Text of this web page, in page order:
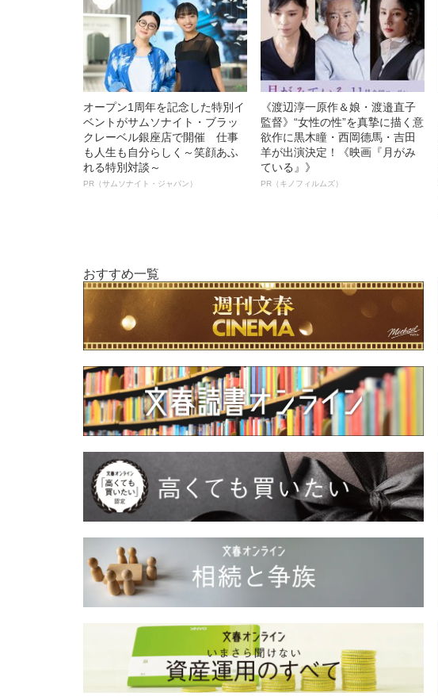
オープン1周年を記念した特別イ
ベントがサムソナイト・ブラッ
クレーベル銀座店で開催 仕事
も人生も自分らしく～笑顔あふ
れる特別対談～
PR（サムソナイト・ジャパン）
《渡辺淳一原作＆娘・渡邉直子
監督》“女性の性”を真摯に描く意
欲作に黒木瞳・西岡德馬・吉田
羊が出演決定！《映画『月がみ
ている』》
PR（キノフィルムズ）
おすすめ一覧